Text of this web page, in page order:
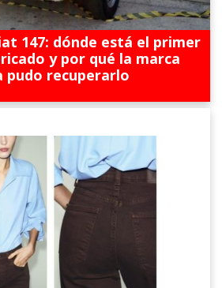
147: dónde está el primer
y por qué la marca
pudo recuperarlo